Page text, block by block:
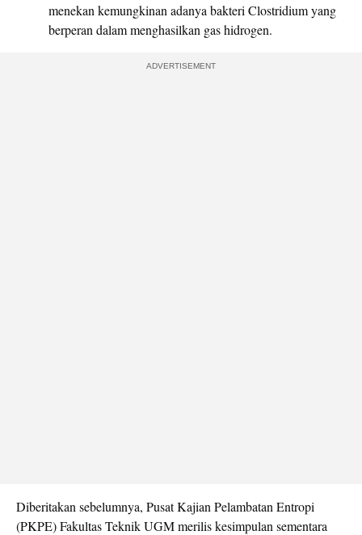
menekan kemungkinan adanya bakteri Clostridium yang
berperan dalam menghasilkan gas hidrogen.
ADVERTISEMENT
Diberitakan sebelumnya, Pusat Kajian Pelambatan Entropi
(PKPE) Fakultas Teknik UGM merilis kesimpulan sementara